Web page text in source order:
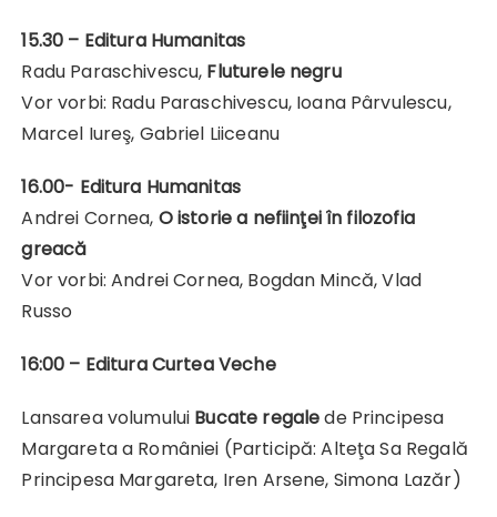
15.30 – Editura Humanitas
Radu Paraschivescu, Fluturele negru
Vor vorbi: Radu Paraschivescu, Ioana Pârvulescu,
Marcel Iureş, Gabriel Liiceanu
16.00- Editura Humanitas
Andrei Cornea, O istorie a nefiinţei în filozofia
greacă
Vor vorbi: Andrei Cornea, Bogdan Mincă, Vlad
Russo
16:00 – Editura Curtea Veche
Lansarea volumului Bucate regalede Principesa
Margareta a României (Participă: Alteţa Sa Regală
Principesa Margareta, Iren Arsene, Simona Lazăr)